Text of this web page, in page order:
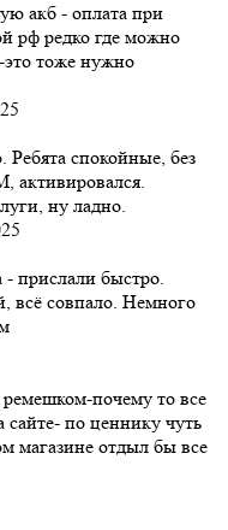
акб - оплата при
рф редко где можно
это тоже нужно
спокойные, без
активировался.
ну ладно.
- прислали быстро.
всё совпало. Немного
почему то все
сайте- по ценнику чуть
магазине отдыл бы все